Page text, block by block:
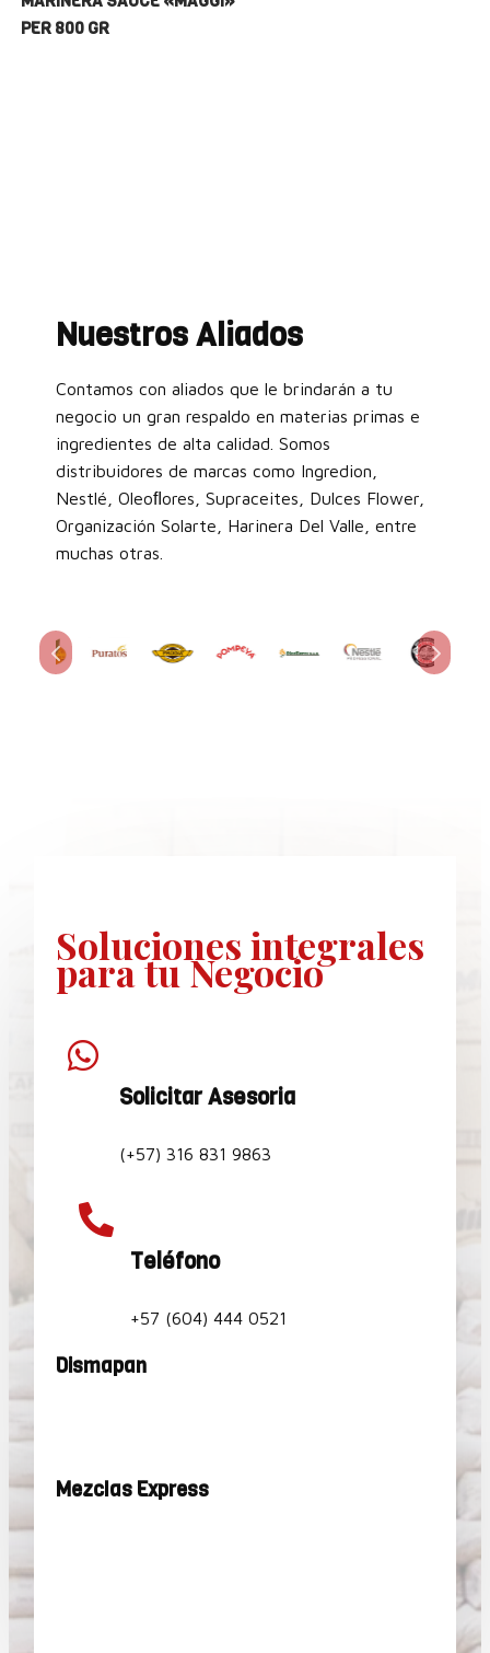
PER 800 GR
Nuestros Aliados
Contamos con aliados que le brindarán a tu
negocio un gran respaldo en materias primas e
ingredientes de alta calidad. Somos
distribuidores de marcas como Ingredion,
Nestlé, Oleoﬂores, Supraceites, Dulces Flower,
Organización Solarte, Harinera Del Valle, entre
muchas otras.
Solucionesintegrales
para tu Negocio

Solicitar Asesoria
(+57) 316 831 9863

Teléfono
+57 (604) 444 0521
Dismapan
Mezclas Express